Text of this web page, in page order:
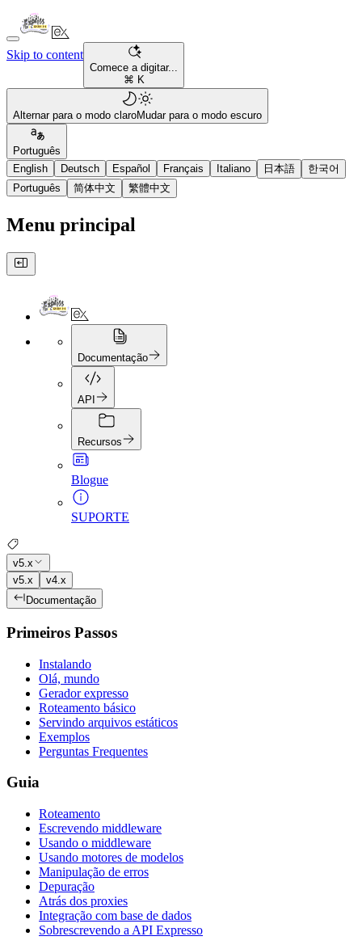
Skip to content
Comece a digitar...
⌘ K
Alternar para o modo claroMudar para o modo escuro
Português
English
Deutsch Español Français Italiano 日本語
한국어
Português
简体中文 繁體中文
Menu principal
Documentação
API
Recursos
Blogue
SUPORTE
v5.x
v5.x
v4.x
Documentação
Primeiros Passos
Instalando
Olá, mundo
Gerador expresso
Roteamento básico
Servindo arquivos estáticos
Exemplos
Perguntas Frequentes
Guia
Roteamento
Escrevendo middleware
Usando o middleware
Usando motores de modelos
Manipulação de erros
Depuração
Atrás dos proxies
Integração com base de dados
Sobrescrevendo a API Expresso